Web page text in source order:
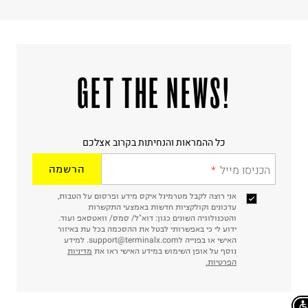
!GET THE NEWS
כל ההמראות והנחיתות בקרוב אצלכם
הכניסו מייל הרשמה
אני רוצה לקבל מטרמינל איקס מידע ופרסום על הטבות,
עדכונים וקולקציות חדשות באמצעי התקשרות
והטכנולוגיה השונים כגון: דוא"ל/ סמס/ וואטסאפ ועוד.
ידוע לי כי באפשרותי לבטל את ההסכמה בכל עת באיזור
האישי או בפנייה לsupport@terminalx.com. למידע
נוסף על אופן השימוש במידע האישי ראו את מדיניות
הפרטיות.